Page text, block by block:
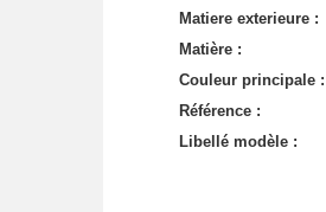
Matiere exterieure :
Matière :
Couleur principale :
Référence :
Libellé modèle :